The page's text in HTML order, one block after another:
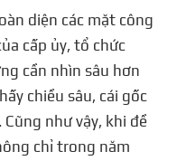
diện các mặt công
cấp ủy, tổ chức
cần nhìn sâu hơn
chiều sâu, cái gốc
như vậy, khi đề
chỉ trong năm